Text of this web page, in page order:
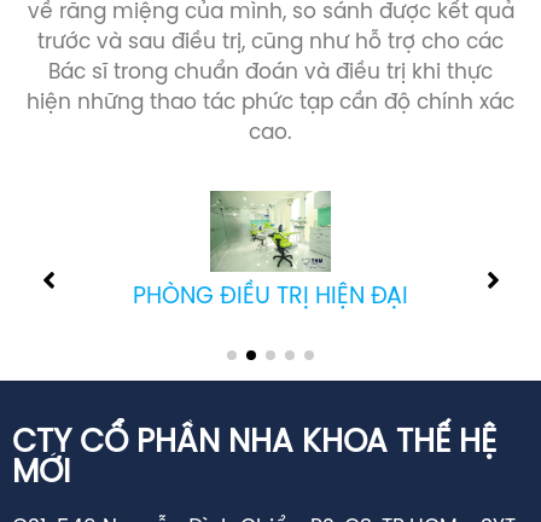
trước và sau điều trị, cũng như hỗ trợ cho các
Bác sĩ trong chuẩn đoán và điều trị khi thực
hiện những thao tác phức tạp cần độ chính xác
cao.
PHÒNG CẤY GHÉP IMPLANT
CTY CỔ PHẦN NHA KHOA THẾ HỆ
MỚI